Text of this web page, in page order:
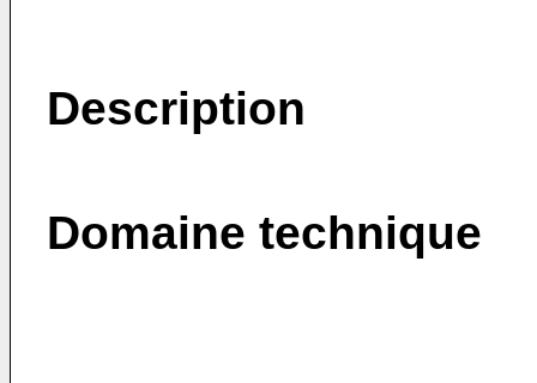
Description
Domaine technique